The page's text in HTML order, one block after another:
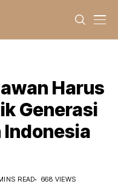
Harus
Generasi
READ 668 VIEWS